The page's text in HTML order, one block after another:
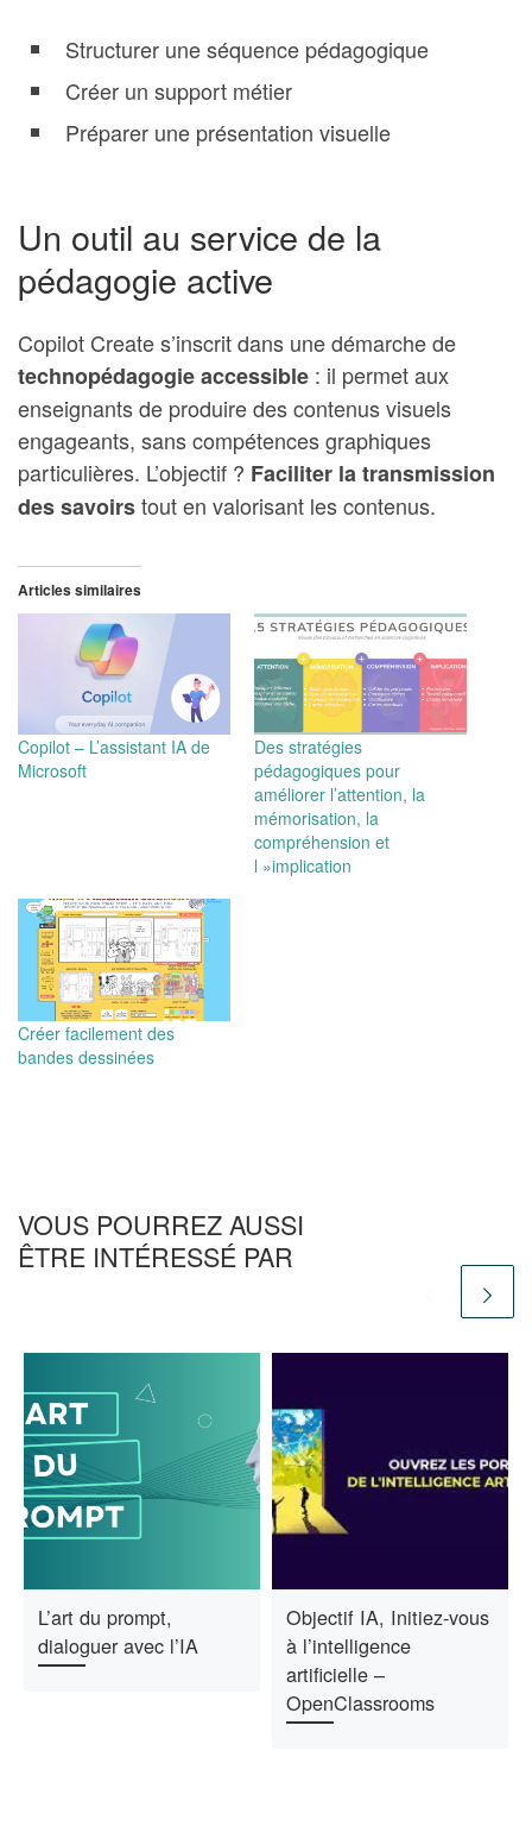
Structurer une séquence pédagogique
Créer un support métier
Préparer une présentation visuelle
Un outil au service de la
pédagogie active
Copilot Create s’inscrit dans une démarche de
technopédagogie accessible : il permet aux
enseignants de produire des contenus visuels
engageants, sans compétences graphiques
particulières. L’objectif ? Faciliter la transmission
des savoirstout en valorisant les contenus.
Articles similaires
Copilot – L’assistant IA de
Microsoft
Des stratégies
pédagogiques pour
améliorer l’attention, la
mémorisation, la
compréhension et
l »implication
Créer facilement des
bandes dessinées
VOUS POURREZ AUSSI
ÊTRE INTÉRESSÉ PAR
L’art du prompt,
dialoguer avec l’IA
Objectif IA, Initiez-vous
à l’intelligence
artificielle –
OpenClassrooms